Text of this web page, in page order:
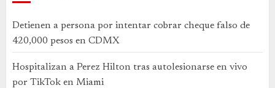
Detienen a persona por intentar cobrar cheque falso de
420,000 pesos en CDMX
Hospitalizan a Perez Hilton tras autolesionarse en vivo
por TikTok en Miami